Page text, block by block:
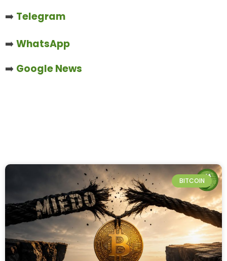
➡️ Telegram
➡️WhatsApp
➡️ Google News
BITCOIN